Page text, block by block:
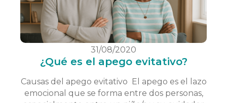
31/08/2020
¿Qué es el apego evitativo?
Causas del apego evitativo El apego es el lazo
emocional que se forma entre dos personas,